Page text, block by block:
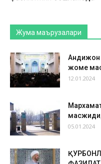
Жума маърузалари
Андижон
жоме
12.01.2024
05.01.2024